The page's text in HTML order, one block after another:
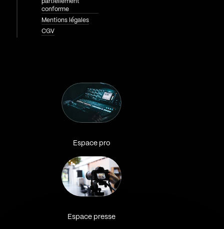
partiellement
conforme
Mentions légales
CGV
Espace pro
Espace presse